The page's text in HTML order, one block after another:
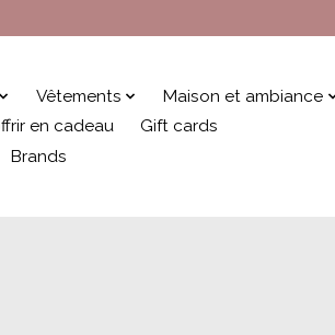
Vêtements
Maison et ambiance
en cadeau
Gift cards
Brands